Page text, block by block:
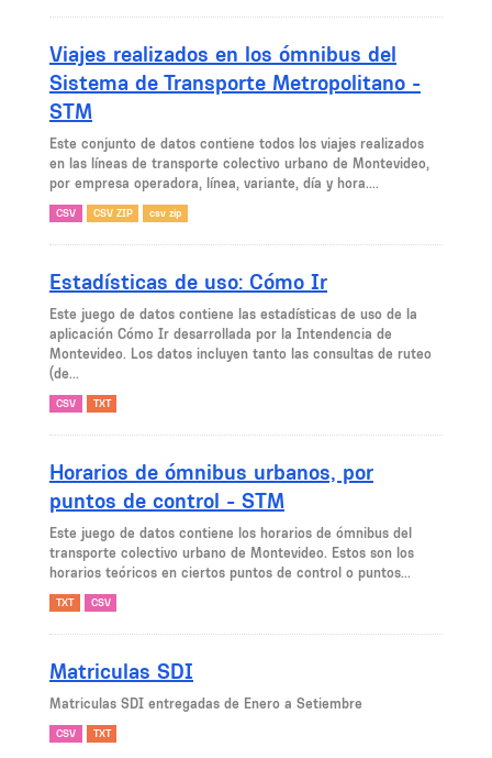
Viajes realizados en los ómnibus del
Sistema de Transporte Metropolitano -
STM
Este conjunto de datos contiene todos los viajes realizados
en las líneas de transporte colectivo urbano de Montevideo,
por empresa operadora, línea, variante, día y hora....
CSV CSV ZIP csv zip
Estadísticas de uso: Cómo Ir
Este juego de datos contiene las estadísticas de uso de la
aplicación Cómo Ir desarrollada por la Intendencia de
Montevideo. Los datos incluyen tanto las consultas de ruteo
(de...
CSV TXT
Horarios de ómnibus urbanos, por
puntos de control - STM
Este juego de datos contiene los horarios de ómnibus del
transporte colectivo urbano de Montevideo. Estos son los
horarios teóricos en ciertos puntos de control o puntos...
TXT CSV
Matriculas SDI
Matriculas SDI entregadas de Enero a Setiembre
CSV TXT